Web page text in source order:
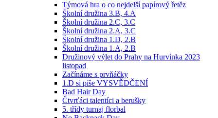
Týmová hra o co nejdelší papírový řetěz
Školní družina 3.B, 4.A
Školní družina 2.C, 3.C
Školní družina 2.A, 3.C
Školní družina 1.D, 2.B
Školní družina 1.A, 2.B
Družinový výlet do Prahy na Hurvínka 2023
listopad
Začínáme s prvňáčky
1.D si píše VYSVĚDČENÍ
Bad Hair Day
Čtvrťáci talentíci a berušky
5. třídy turnaj florbal